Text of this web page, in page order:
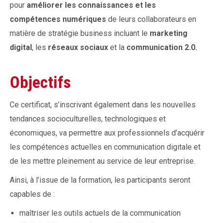
pour améliorer les connaissances et les
compétences numériques de leurs collaborateurs en
matière de stratégie business incluant le marketing
digital, les réseaux sociaux et la communication 2.0.
Objectifs
Ce certificat, s’inscrivant également dans les nouvelles
tendances socioculturelles, technologiques et
économiques, va permettre aux professionnels d’acquérir
les compétences actuelles en communication digitale et
de les mettre pleinement au service de leur entreprise.
Ainsi, à l’issue de la formation, les participants seront
capables de :
maîtriser les outils actuels de la communication